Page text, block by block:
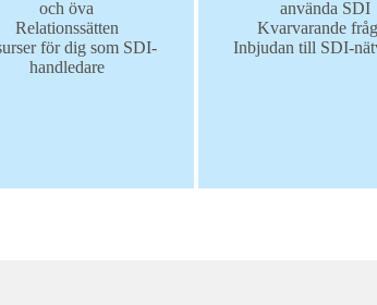
och öva
Relationssätten
för dig som SDI-
handledare
använda SDI
Kvarvarande
Inbjudan till SDI-